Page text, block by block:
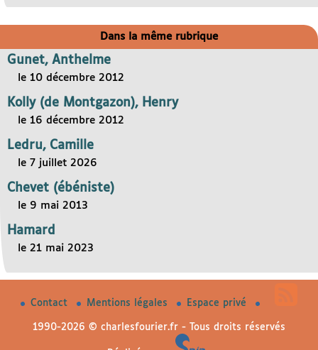
Dans la même rubrique
Gunet, Anthelme
le 10 décembre 2012
Kolly (de Montgazon), Henry
le 16 décembre 2012
Ledru, Camille
le 7 juillet 2026
Chevet (ébéniste)
le 9 mai 2013
Hamard
le 21 mai 2023
Contact Mentions légales Espace privé
1990-2026 © charlesfourier.fr - Tous droits réservés